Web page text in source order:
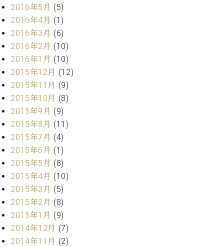
ス
お
問
い
合
わ
ア
ー
テ
ィ
ス
ト
カ
ス
タ
マ
サ
ー
2016年5月 (5)
2016年4月 (1)
2016年3月 (6)
2016年2月 (10)
2016年1月 (10)
2015年12月 (12)
2015年11月 (9)
2015年10月 (8)
2015年9月 (9)
2015年8月 (11)
2015年7月 (4)
2015年6月 (1)
2015年5月 (8)
2015年4月 (10)
2015年3月 (5)
2015年2月 (8)
2015年1月 (9)
2014年12月 (7)
2014年11月 (2)